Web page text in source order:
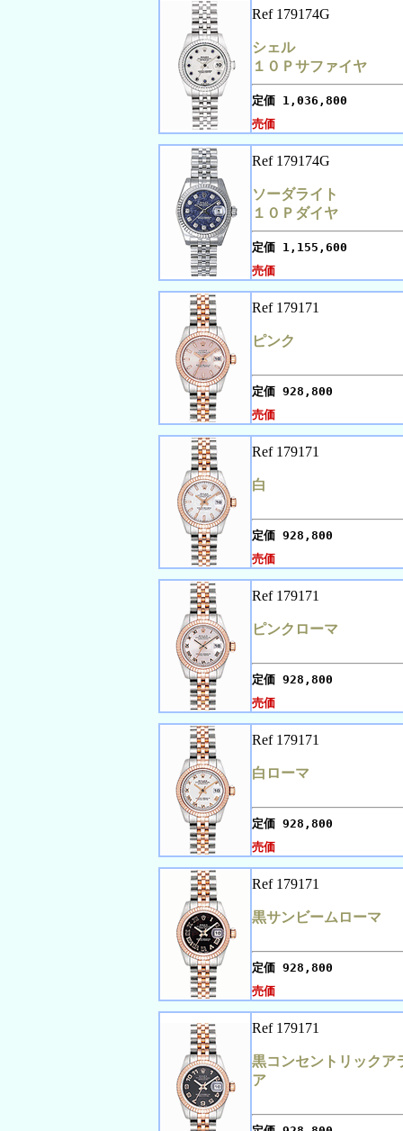
Ref 179174G
シェル
１０Ｐサファイヤ
定価 1,036,800
売価
Ref 179174G
ソーダライト
１０Ｐダイヤ
定価 1,155,600
売価
Ref 179171
ピンク
定価 928,800
売価
Ref 179171
白
定価 928,800
売価
Ref 179171
ピンクローマ
定価 928,800
売価
Ref 179171
白ローマ
定価 928,800
売価
Ref 179171
黒サンビームローマ
定価 928,800
売価
Ref 179171
黒コンセントリックア
ア